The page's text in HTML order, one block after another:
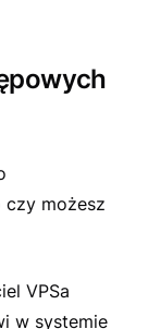
czy możesz
VPSa
w systemie